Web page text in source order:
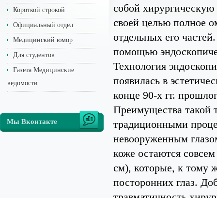
Короткой строкой
Официальный отдел
Медицинский юмор
Для студентов
Газета Медицинские
ведомости
Мы Вконтакте
собой
своей целью полное
отдельных его
помощью
Технология
появилась в
конце 90-х гг.
Преимущества такой
традиционными
невооруженным
коже остаются
см), которые, к тому
посторонних глаз.